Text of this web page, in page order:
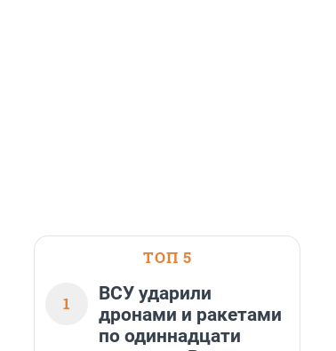
ТОП 5
1
ВСУ ударили
дронами и ракетами
по одиннадцати